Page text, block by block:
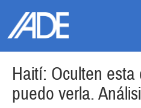
Haití: Oculten
puedo verla.